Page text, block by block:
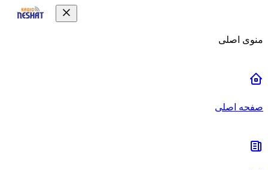
منوی اصلی
صفحه اصلی